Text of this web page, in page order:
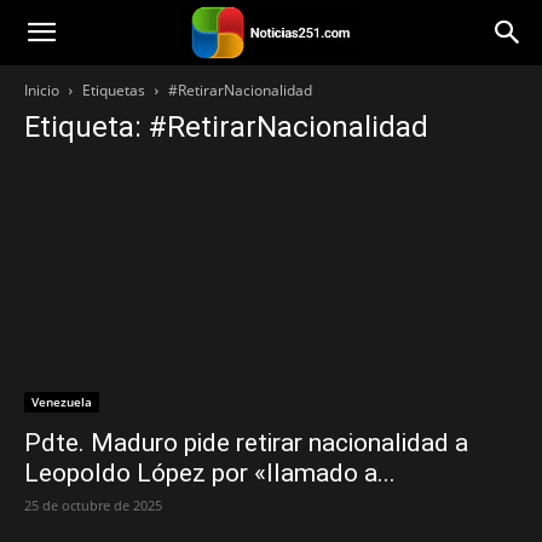
Noticias251
Inicio Etiquetas #RetirarNacionalidad
Etiqueta: #RetirarNacionalidad
Venezuela
Pdte. Maduro pide retirar nacionalidad a
Leopoldo López por «llamado a...
25 de octubre de 2025